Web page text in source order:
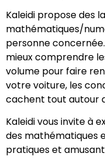
Kaleidi propose des
mathématiques/
personne
mieux comprendre
volume pour faire
votre voiture, les
cachent tout autour
Kaleidi vous invite à
des mathématiques
pratiques et